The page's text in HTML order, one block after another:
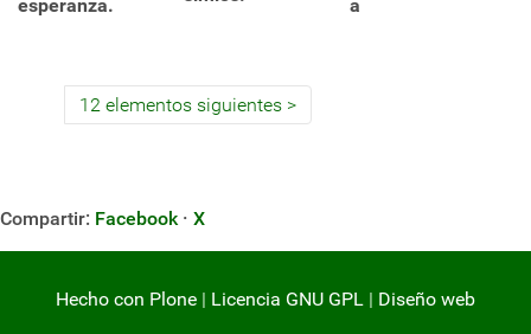
esperanza.
a
12 elementos siguientes
Compartir: Facebook · X
Hecho con Plone | Licencia GNU GPL | Diseño web